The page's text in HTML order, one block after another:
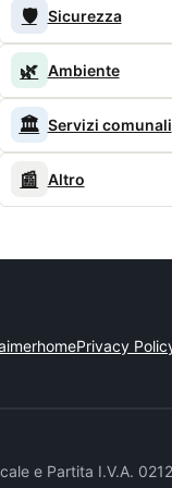
🛡️ Sicurezza
🌿 Ambiente
🏛️ Servizi comunali
📰 Altro
homePrivacy
e Partita I.V.A.